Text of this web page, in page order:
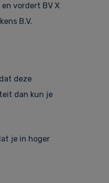
vordert BV X
B.V.
deze
dan kun je
je in hoger